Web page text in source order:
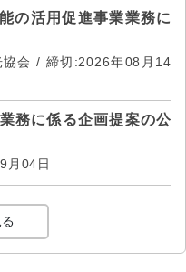
の活用促進事業業務に
協会 / 締切:2026年08月14
務に係る企画提案の公
月04日